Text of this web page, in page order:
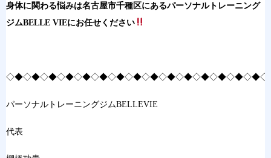
身体に関わる悩みは名古屋市千種区にあるパーソナルトレーニング
ジムBELLE VIEにお任せください
パーソナルトレーニングジムBELLEVIE
代表